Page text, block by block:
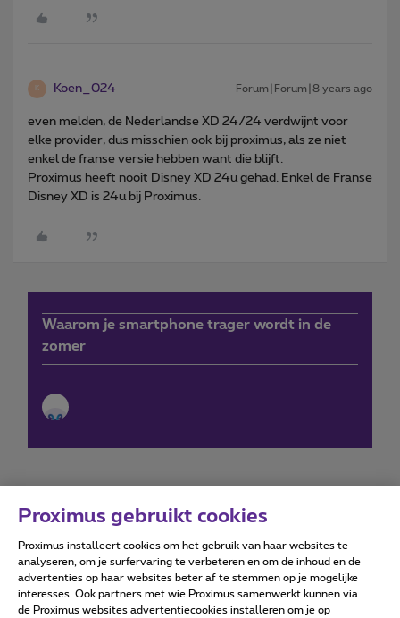
K Koen_024 Forum|Forum|8 years ago
even melden, de Nederlandse XD 24/24 verdwijnt voor
elke provider, dus misschien ook bij proximus, als ze niet
enkel de franse versie hebben want die blijft.
Proximus heeft nooit Disney XD 24u gehad. Enkel de Franse
Disney XD is 24u bij Proximus.
Waarom je smartphone trager wordt in de
zomer
Forumvoorwaarden Accessibility statement
Proximus gebruikt cookies
Proximus installeert cookies om het gebruik van haar websites te
analyseren, om je surfervaring te verbeteren en om de inhoud en de
advertenties op haar websites beter af te stemmen op je mogelijke
interesses. Ook partners met wie Proximus samenwerkt kunnen via
de Proximus websites advertentiecookies installeren om je op